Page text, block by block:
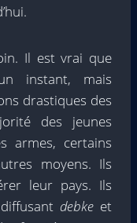
Il est vrai que
instant, mais
drastiques des
des jeunes
armes, certains
moyens. Ils
leur pays. Ils
debke et